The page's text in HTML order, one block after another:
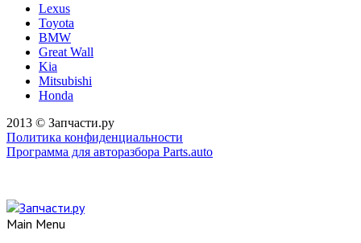
Lexus
Toyota
BMW
Great Wall
Kia
Mitsubishi
Honda
2013 © Запчасти.ру
Политика конфиденциальности
Программа для авторазбора Parts.auto
Main Menu